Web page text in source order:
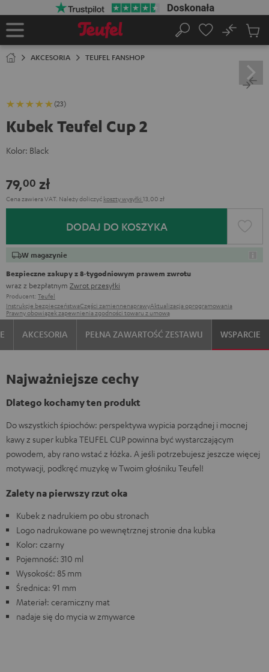
Strona
Szukaj
No
AKCESORIA TEUFEL FANSHOP
(23)
Kubek Teufel Cup 2
Kolor: Black
79,00 zł
Cena zawiera VAT. Należy doliczyć koszty wysyłki 13,00 zł
DODAJ DO KOSZYKA
W magazynie
Bezpieczne zakupy z 8‑tygodniowym prawem zwrotu
wraz z bezpłatnym Zwrot przesyłki
Producent: Teufel
Instrukcje bezpieczeństwaCzęści zamiennenaprawyAktualizacja oprogramowania
Prawny obowiązek zapewnienia zgodności towaru z umową
AKCESORIA PEŁNA ZAWARTOŚĆ ZESTAWU WSPARCIE
Najważniejsze cechy
Dlatego kochamy ten produkt
Do wszystkich śpiochów: perspektywa wypicia porządnej i mocnej
kawy z super kubka TEUFEL CUP powinna być wystarczającym
powodem, aby rano wstać z łóżka. A jeśli potrzebujesz jeszcze więcej
motywacji, podkręć muzykę w Twoim głośniku Teufel!
Zalety na pierwszy rzut oka
Kubek z nadrukiem po obu stronach
Logo nadrukowane po wewnętrznej stronie dna kubka
Kolor: czarny
Pojemność: 310 ml
Wysokość: 85 mm
Średnica: 91 mm
Materiał: ceramiczny mat
nadaje się do mycia w zmywarce